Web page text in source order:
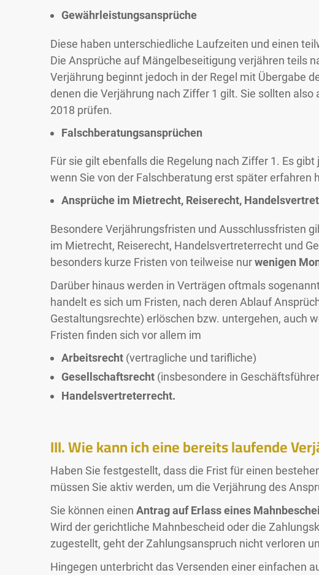
Gewährleistungsansprüche
Diese haben unterschiedliche Laufzeiten und einen
Die Ansprüche auf Mängelbeseitigung verjähren teils
Verjährung beginnt jedoch in der Regel mit Übergabe
denen die Verjährung nach Ziffer 1 gilt. Sie sollten
2018 prüfen.
Falschberatungsansprüchen
Für sie gilt ebenfalls die Regelung nach Ziffer 1. Es
wenn Sie von der Falschberatung erst später erfahren
Ansprüche im Mietrecht, Reiserecht,
Besondere Verjährungsfristen und Ausschlussfristen
im Mietrecht, Reiserecht, Handelsvertreterrecht und
besonders kurze Fristen von teilweise nurwenigen
Darüber hinaus werden in Verträgen oftmals
handelt es sich um Fristen, nach deren Ablauf
Gestaltungsrechte) erlöschen bzw. untergehen, auch
Fristen finden sich vor allem im
Arbeitsrecht (vertragliche und tarifliche)
Gesellschaftsrecht (insbesondere in
Handelsvertreterrecht.
III. Wie kann ich eine bereits laufende
Haben Sie festgestellt, dass die Frist für einen
müssen Sie aktiv werden, um die Verjährung des
Sie können einen Antrag auf Erlass eines
Wird der gerichtliche Mahnbescheid oder die
zugestellt, geht der Zahlungsanspruch nicht verloren
Hingegen unterbricht das Versenden einer einfachen